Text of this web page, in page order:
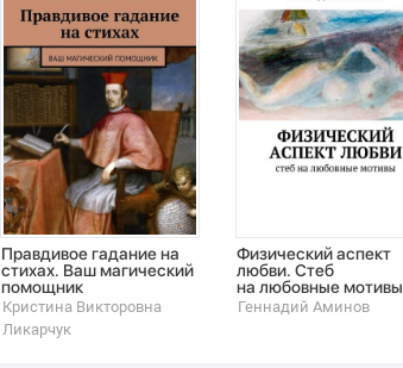
Правдивое гадание на
стихах. Ваш магический
помощник
Кристина Викторовна
Ликарчук
Физический аспект
любви. Стеб
на любовные мотивы
Геннадий Аминов